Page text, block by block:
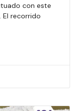
con este
El recorrido